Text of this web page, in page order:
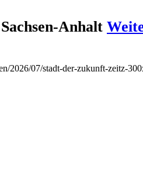
Anhalt
2026/07/stadt-der-zukunft-zeitz-